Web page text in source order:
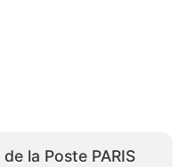
la Poste PARIS